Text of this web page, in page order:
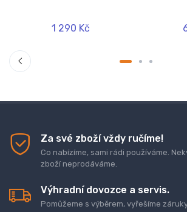
1 290 Kč
Za své zboží vždy ručíme!
Co nabízíme, sami rádi používáme.
zboží neprodáváme.
Výhradní dovozce a servis.
Pomůžeme s výběrem, vyřešíme